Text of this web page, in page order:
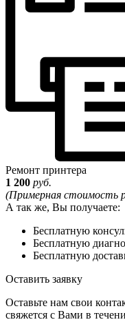
Ремонт принтера
1 200 руб.
(Примерная стоимость
А так же, Вы получаете:
Бесплатную
Бесплатную
Бесплатную
Оставить заявку
Оставьте нам свои
свяжется с Вами в